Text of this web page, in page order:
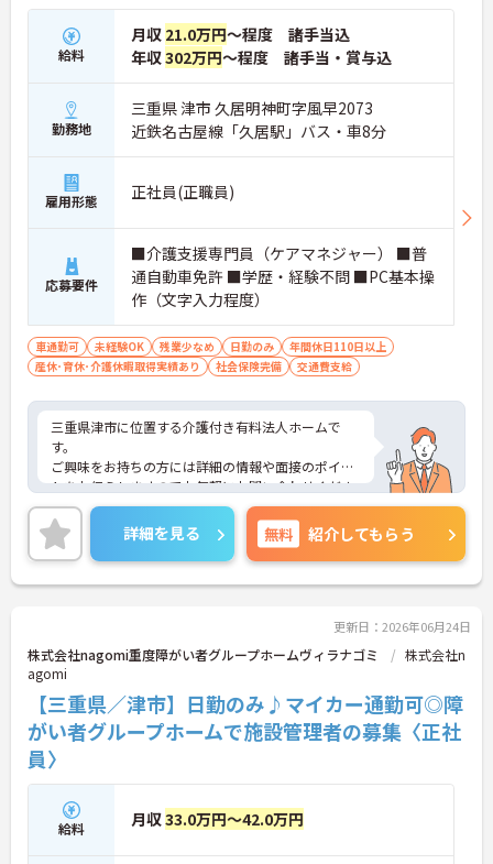
給料
月収 21.0万円～程度 諸手当込
年収302万円～程度 諸手当・賞与込
勤務地
三重県 津市 久居明神町字風早2073
近鉄名古屋線「久居駅」バス・車8分
雇用形態 正社員(正職員)
応募要件
■介護支援専門員（ケアマネジャー） ■普
通自動車免許 ■学歴・経験不問 ■PC基本操
作（文字入力程度）
車通勤可 未経験OK 残業少なめ 日勤のみ
年間休日110日以上
産休･育休･介護休暇取得実績あり
社会保険完備 交通費支給
三重県津市に位置する介護付き有料法人ホームで
す。
ご興味をお持ちの方には詳細の情報や面接のポイン
トをお伝えしますのでお気軽にお問い合わせくださ
いませ。
詳細を見る 無料 紹介してもらう
更新日：2026年06月24日
株式会社nagomi重度障がい者グループホームヴィラナゴミ
株式会社n
agomi
【三重県／津市】日勤のみ♪マイカー通勤可◎障
がい者グループホームで施設管理者の募集〈正社
員〉
給料 月収33.0万円～42.0万円